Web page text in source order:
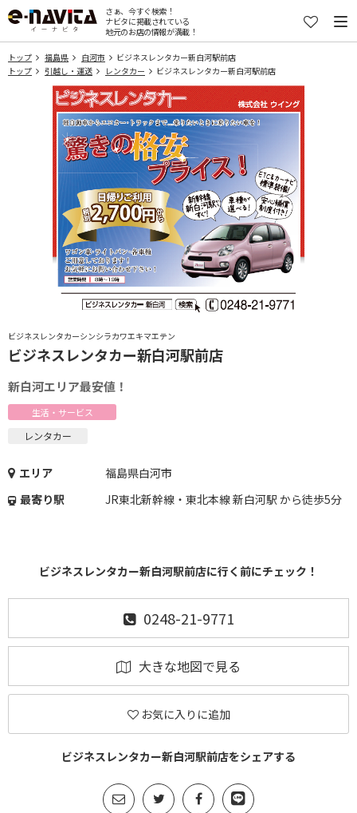
さぁ、今すぐ検索！
ナビタに掲載されている
地元のお店の情報が満載！
トップ 福島県 白河市
ビジネスレンタカー新白河駅前店
トップ
引越し・運送 レンタカー ビジネスレンタカー新白河駅前店
ビジネスレンタカーシンシラカワエキマエテン
ビジネスレンタカー新白河駅前店
新白河エリア最安値！
生活・サービス
レンタカー
エリア
福島県白河市
最寄り駅
JR東北新幹線・東北本線 新白河駅 から徒歩5分
ビジネスレンタカー新白河駅前店に行く前にチェック！
0248-21-9771
大きな地図で見る
お気に入りに追加
ビジネスレンタカー新白河駅前店をシェアする